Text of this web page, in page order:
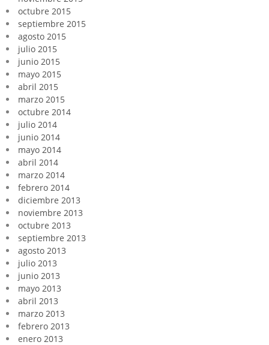
octubre 2015
septiembre 2015
agosto 2015
julio 2015
junio 2015
mayo 2015
abril 2015
marzo 2015
octubre 2014
julio 2014
junio 2014
mayo 2014
abril 2014
marzo 2014
febrero 2014
diciembre 2013
noviembre 2013
octubre 2013
septiembre 2013
agosto 2013
julio 2013
junio 2013
mayo 2013
abril 2013
marzo 2013
febrero 2013
enero 2013